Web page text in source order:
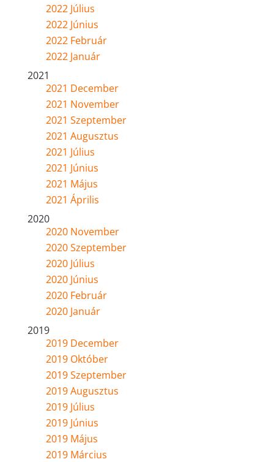
2022 Július
2022 Június
2022 Február
2022 Január
2021
2021 December
2021 November
2021 Szeptember
2021 Augusztus
2021 Július
2021 Június
2021 Május
2021 Április
2020
2020 November
2020 Szeptember
2020 Július
2020 Június
2020 Február
2020 Január
2019
2019 December
2019 Október
2019 Szeptember
2019 Augusztus
2019 Július
2019 Június
2019 Május
2019 Március